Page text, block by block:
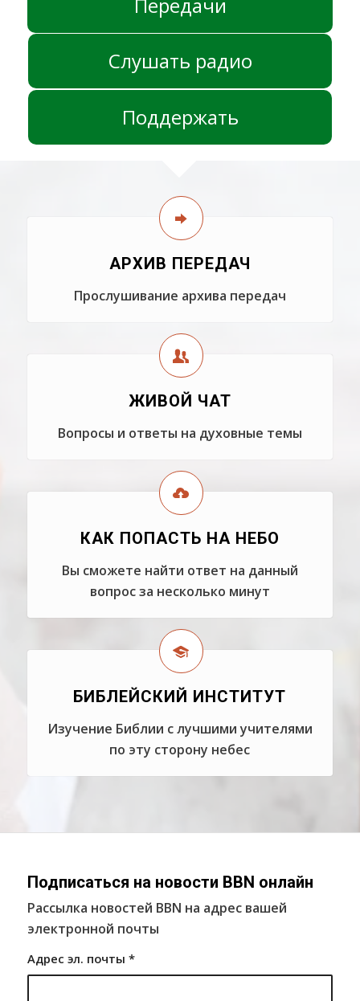
Слушать радио
Поддержать
АРХИВ ПЕРЕДАЧ
Прослушивание архива передач
ЖИВОЙ ЧАТ
Вопросы и ответы на духовные темы
КАК ПОПАСТЬ НА НЕБО
Вы сможете найти ответ на данный
вопрос за несколько минут
БИБЛЕЙСКИЙ ИНСТИТУТ
Изучение Библии с лучшими учителями
по эту сторону небес
Подписаться на новости BBN онлайн
Рассылка новостей BBN на адрес вашей
электронной почты
Адрес эл. почты *